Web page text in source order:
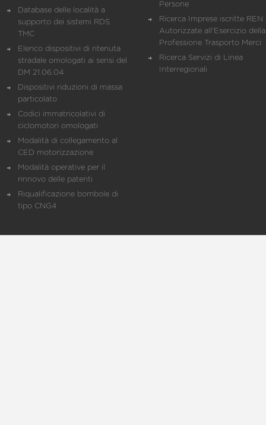
Database delle località a
supporto dei sistemi RDS
TMC
Elenco dispositivi di ritenuta
stradale omologati ai sensi del
DM 21.06.04
Dispositivi riduzioni di massa
particolato
Codici immatricolativi di
ciclomotori omologati
Modalità di collegamento al
CED motorizzazione
Modalità operative per il
rinnovo delle patenti
Riqualificazione bombole di
tipo CNG4
Persone
Ricerca Imprese iscritte REN
Autorizzate all'Esercizio della
Professione Trasporto Merci
Ricerca Servizi di Linea
Interregionali